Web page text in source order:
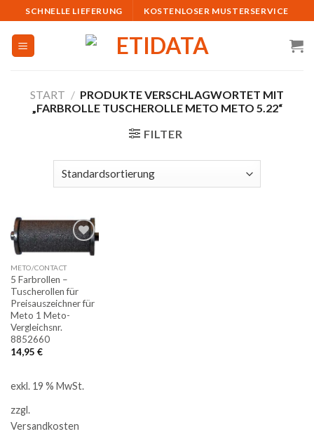
to
content
SCHNELLE LIEFERUNG KOSTENLOSER MUSTERSERVICE
START / PRODUKTE VERSCHLAGWORTET MIT
„FARBROLLE TUSCHEROLLE METO METO 5.22“
FILTER
Merkliste
METO/CONTACT
5 Farbrollen –
Tuscherollen für
Preisauszeichner für
Meto 1 Meto-
Vergleichsnr.
8852660
14,95 €
exkl. 19 % MwSt.
zzgl.
Versandkosten